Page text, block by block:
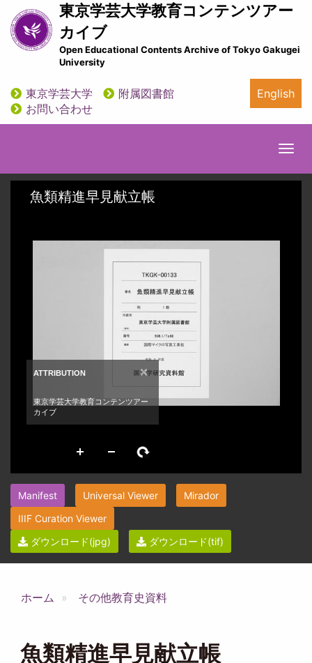
イ
ン
ン
ツ
東京学芸大学教育コンテンツアー
カイブ
Open Educational Contents Archive of Tokyo Gakugei
University
utility
東京学芸大学
附属図書館
お問い合わせ
English
Manifest Universal Viewer
Mirador
IIIF Curation Viewer
ダウンロード(jpg)
ダウンロード(tif)
ホーム その他教育史資料
魚類精進早見献立帳